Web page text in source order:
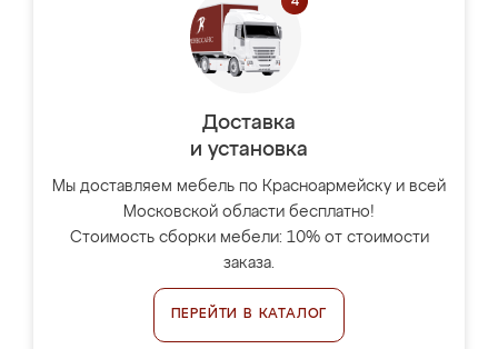
Доставка
и установка
Мы доставляем мебель по Красноармейску и всей
Московской области бесплатно!
Стоимость сборки мебели: 10% от стоимости
заказа.
ПЕРЕЙТИ В КАТАЛОГ